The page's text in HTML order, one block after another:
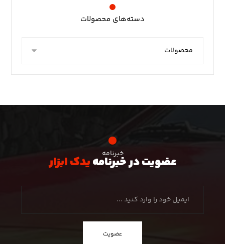
دسته‌های محصولات
خبرنامه
عضویت در خبرنامهیدک ابزار
عضویت